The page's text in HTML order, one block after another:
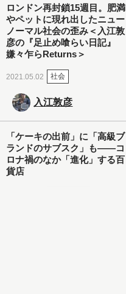
ロンドン再封鎖15週目。肥満
やペットに現れ出したニュー
ノーマル社会の歪み＜入江敦
彦の『足止め喰らい日記』
嫌々乍らReturns＞
2021.05.02 社会
入江敦彦
「ケーキの出前」に「高級ブ
ランドのサブスク」も――コ
ロナ禍のなか「進化」する百
貨店